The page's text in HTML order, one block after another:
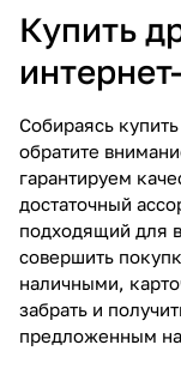
Купить
Собираясь
обратите
гарантируем
достаточный
подходящий для
совершить
наличными,
забрать и
предложенным